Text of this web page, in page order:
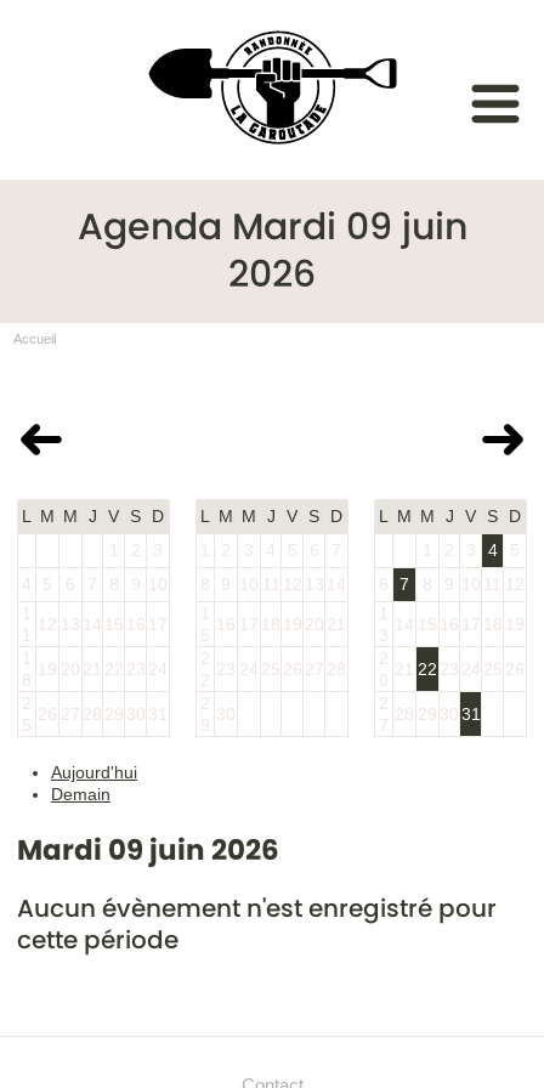
Agenda Mardi 09 juin
2026
Accueil
Mai 2026
L M M J V S
D
1
2
3
4
5 6 7 8 9 10
1
1
12 13 14 15 16 17
1
8
19 20 21 22 23 24
2
5
26 27 28 29 30 31
L M M J V S
D
1
2 3 4 5 6
7
8
9 10 11 12 13 14
1
5
16 17 18 19 20 21
2
2
23 24 25 26 27 28
2
9
30
Juillet 2026
L M M J V S
D
1
2 3 4
5
6
7 8 9 10 11 12
1
3
14 15 16 17 18 19
2
0
21 22 23 24 25 26
2
7
28 29 3031
Aujourd'hui
Demain
Mardi 09 juin 2026
Aucun évènement n'est enregistré pour
cette période